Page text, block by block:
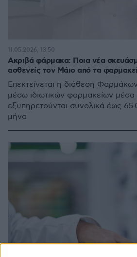
Ακριβά φάρμακα: Ποια νέα
ασθενείς τον Μάιο από τα
Επεκτείνεται η διάθεση
μέσω ιδιωτικών φαρμακείων
εξυπηρετούνται συνολικά έως
μήνα
11.05.2026, 13:50